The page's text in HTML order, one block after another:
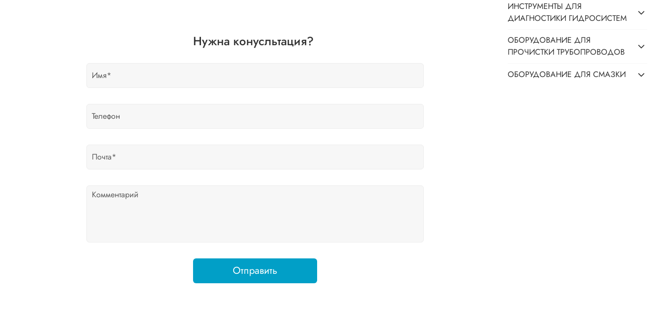
Нужна конусльтация?
Отправить
ИНСТРУМЕНТЫ ДЛЯ
ДИАГНОСТИКИ ГИДРОСИСТЕМ
ОБОРУДОВАНИЕ ДЛЯ
ПРОЧИСТКИ ТРУБОПРОВОДОВ
ОБОРУДОВАНИЕ ДЛЯ СМАЗКИ